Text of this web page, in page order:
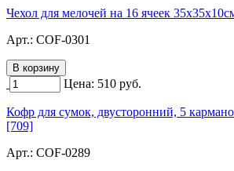
Чехол для мелочей на 16 ячеек
Арт.: COF-0301
Цена: 510 руб.
Кофр для сумок, двусторонний, 5
[709]
Арт.: COF-0289